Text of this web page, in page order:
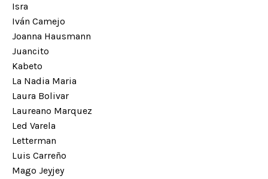
Isra
Iván Camejo
Joanna Hausmann
Juancito
Kabeto
La Nadia Maria
Laura Bolivar
Laureano Marquez
Led Varela
Letterman
Luis Carreño
Mago Jeyjey